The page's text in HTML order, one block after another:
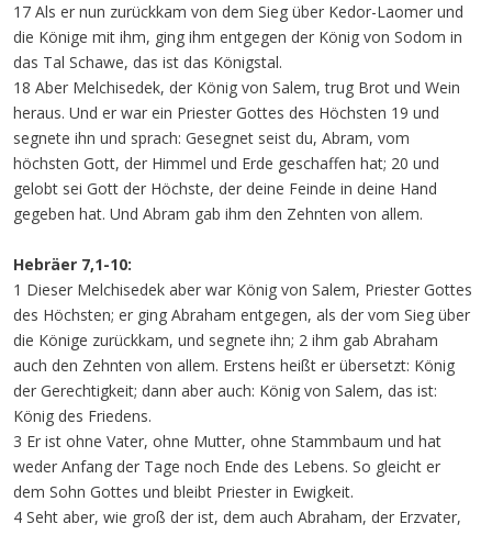
17 Als er nun zurückkam von dem Sieg über Kedor-Laomer und
die Könige mit ihm, ging ihm entgegen der König von Sodom in
das Tal Schawe, das ist das Königstal.
18 Aber Melchisedek, der König von Salem, trug Brot und Wein
heraus. Und er war ein Priester Gottes des Höchsten 19 und
segnete ihn und sprach: Gesegnet seist du, Abram, vom
höchsten Gott, der Himmel und Erde geschaffen hat; 20 und
gelobt sei Gott der Höchste, der deine Feinde in deine Hand
gegeben hat. Und Abram gab ihm den Zehnten von allem.
Hebräer 7,1-10:
1 Dieser Melchisedek aber war König von Salem, Priester Gottes
des Höchsten; er ging Abraham entgegen, als der vom Sieg über
die Könige zurückkam, und segnete ihn; 2 ihm gab Abraham
auch den Zehnten von allem. Erstens heißt er übersetzt: König
der Gerechtigkeit; dann aber auch: König von Salem, das ist:
König des Friedens.
3 Er ist ohne Vater, ohne Mutter, ohne Stammbaum und hat
weder Anfang der Tage noch Ende des Lebens. So gleicht er
dem Sohn Gottes und bleibt Priester in Ewigkeit.
4 Seht aber, wie groß der ist, dem auch Abraham, der Erzvater,